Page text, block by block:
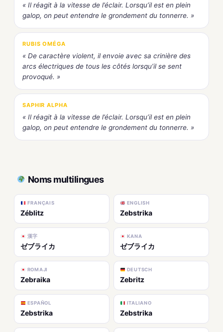
« Il réagit à la vitesse de l’éclair. Lorsqu’il est en plein
galop, on peut entendre le grondement du tonnerre. »
RUBIS OMÉGA
« De caractère violent, il envoie avec sa crinière des
arcs électriques de tous les côtés lorsqu’il se sent
provoqué. »
SAPHIR ALPHA
« Il réagit à la vitesse de l’éclair. Lorsqu’il est en plein
galop, on peut entendre le grondement du tonnerre. »
Noms multilingues
FRANÇAIS
Zéblitz
ENGLISH
Zebstrika
漢字
ゼブライカ
KANA
ゼブライカ
ROMAJI
Zebraika
DEUTSCH
Zebritz
ESPAÑOL
Zebstrika
ITALIANO
Zebstrika